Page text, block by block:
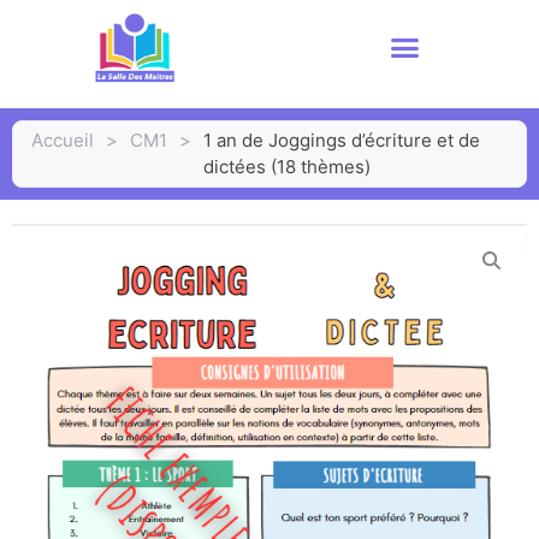
Accueil > CM1 >
1 an de Joggings d’écriture et de
dictées (18 thèmes)